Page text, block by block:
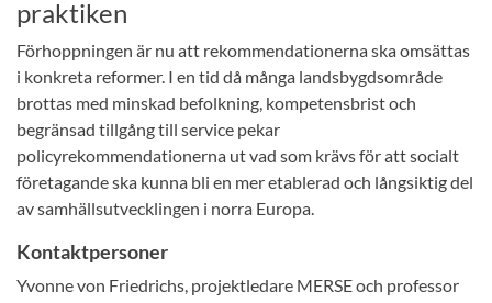
praktiken
Förhoppningen är nu att rekommendationerna ska omsättas
i konkreta reformer. I en tid då många landsbygdsområde
brottas med minskad befolkning, kompetensbrist och
begränsad tillgång till service pekar
policyrekommendationerna ut vad som krävs för att socialt
företagande ska kunna bli en mer etablerad och långsiktig del
av samhällsutvecklingen i norra Europa.
Kontaktpersoner
Yvonne von Friedrichs, projektledare MERSE och professor